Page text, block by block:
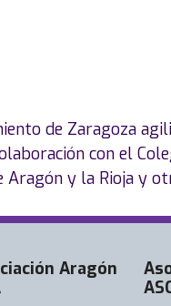
de Zaragoza
con el
Aragón y la Rioja y
Aragón